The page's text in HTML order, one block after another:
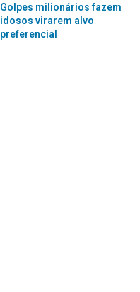
Golpes milionários fazem
idosos virarem alvo
preferencial